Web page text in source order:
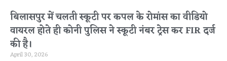
बिलासपुर में चलती स्कूटी पर कपल के रोमांस का वीडियो
वायरल होते ही कोनी पुलिस ने स्कूटी नंबर ट्रेस कर FIR दर्ज
की है।
April 30, 2026